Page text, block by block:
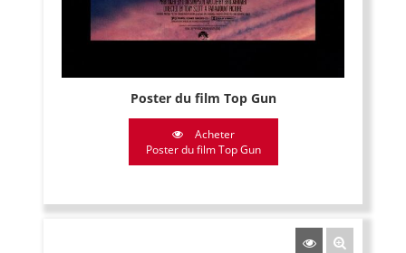
Poster du film Top Gun
Acheter
Poster du film Top Gun